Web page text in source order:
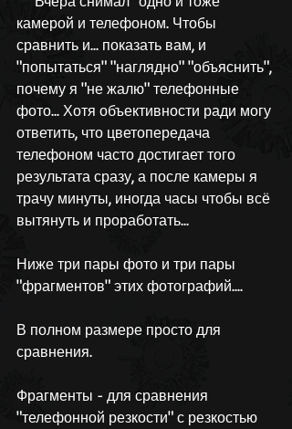
камерой и телефоном. Чтобы
сравнить и... показать вам, и
"попытаться" "наглядно" "объяснить",
почему я "не жалю" телефонные
фото... Хотя объективности ради могу
ответить, что цветопередача
телефоном часто достигает того
результата сразу, а после камеры я
трачу минуты, иногда часы чтобы всё
вытянуть и проработать...
Ниже три пары фото и три пары
"фрагментов" этих фотографий....
В полном размере просто для
сравнения.
Фрагменты - для сравнения
"телефонной резкости" с резкостью